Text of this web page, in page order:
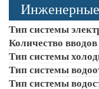
Тип системы
Количество
Тип системы
Тип системы
Тип системы